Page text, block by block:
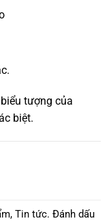
tượng của
biệt.
, Tin tức. Đánh dấu